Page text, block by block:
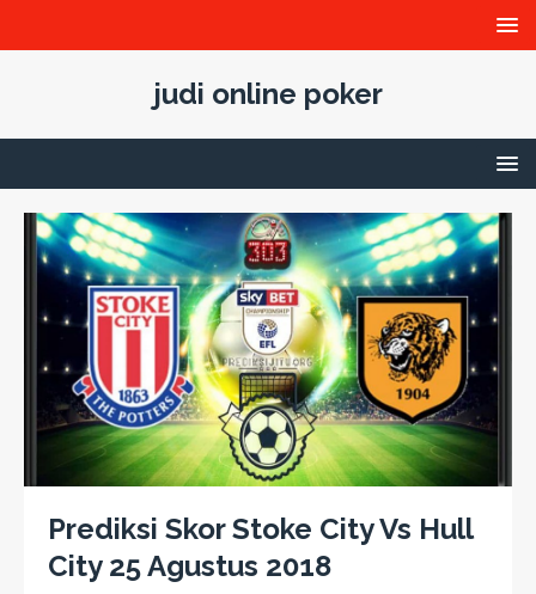
judi online poker
Prediksi Skor Stoke City Vs Hull
City 25 Agustus 2018